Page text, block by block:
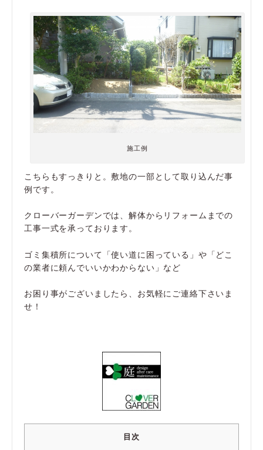
施工例
こちらもすっきりと。敷地の一部として取り込んだ事
例です。
クローバーガーデンでは、解体からリフォームまでの
工事一式を承っております。
ゴミ集積所について「使い道に困っている」や「どこ
の業者に頼んでいいかわからない」など
お困り事がございましたら、お気軽にご連絡下さいま
せ！
目次